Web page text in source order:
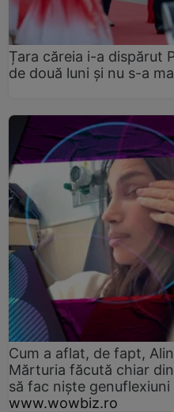
Țara căreia i-a dispărut
de două luni și nu s-a
Cum a aflat, de fapt,
Mărturia făcută chiar
să fac niște
www.wowbiz.ro